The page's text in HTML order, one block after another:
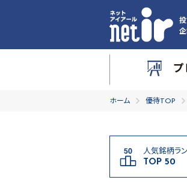
プ
ホーム 優待TOP
人気銘柄ラ
TOP 50